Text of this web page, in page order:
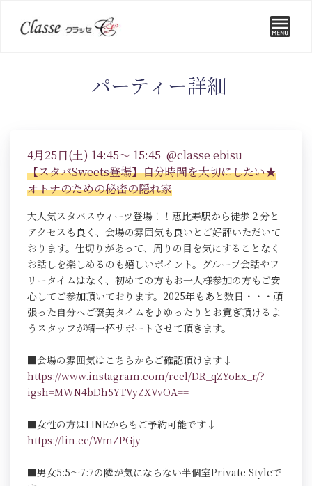
パーティー詳細
4月25日(土) 14:45～ 15:45 @classe ebisu
【スタバSweets登場】自分時間を大切にしたい★
オトナのための秘密の隠れ家
大人気スタバスウィーツ登場！！恵比寿駅から徒歩２分と
アクセスも良く、会場の雰囲気も良いとご好評いただいて
おります。仕切りがあって、周りの目を気にすることなく
お話しを楽しめるのも嬉しいポイント。グループ会話やフ
リータイムはなく、初めての方もお一人様参加の方もご安
心してご参加頂いております。2025年もあと数日・・・頑
張った自分へご褒美タイムを♪ゆったりとお寛ぎ頂けるよ
うスタッフが精一杯サポートさせて頂きます。
■会場の雰囲気はこちらからご確認頂けます↓
https://www.instagram.com/reel/DR_qZYoEx_r/?
igsh=MWN4bDh5YTVyZXVvOA==
■女性の方はLINEからもご予約可能です↓
https://lin.ee/WmZPGjy
■男女5:5～7:7の隣が気にならない半個室Private Styleで